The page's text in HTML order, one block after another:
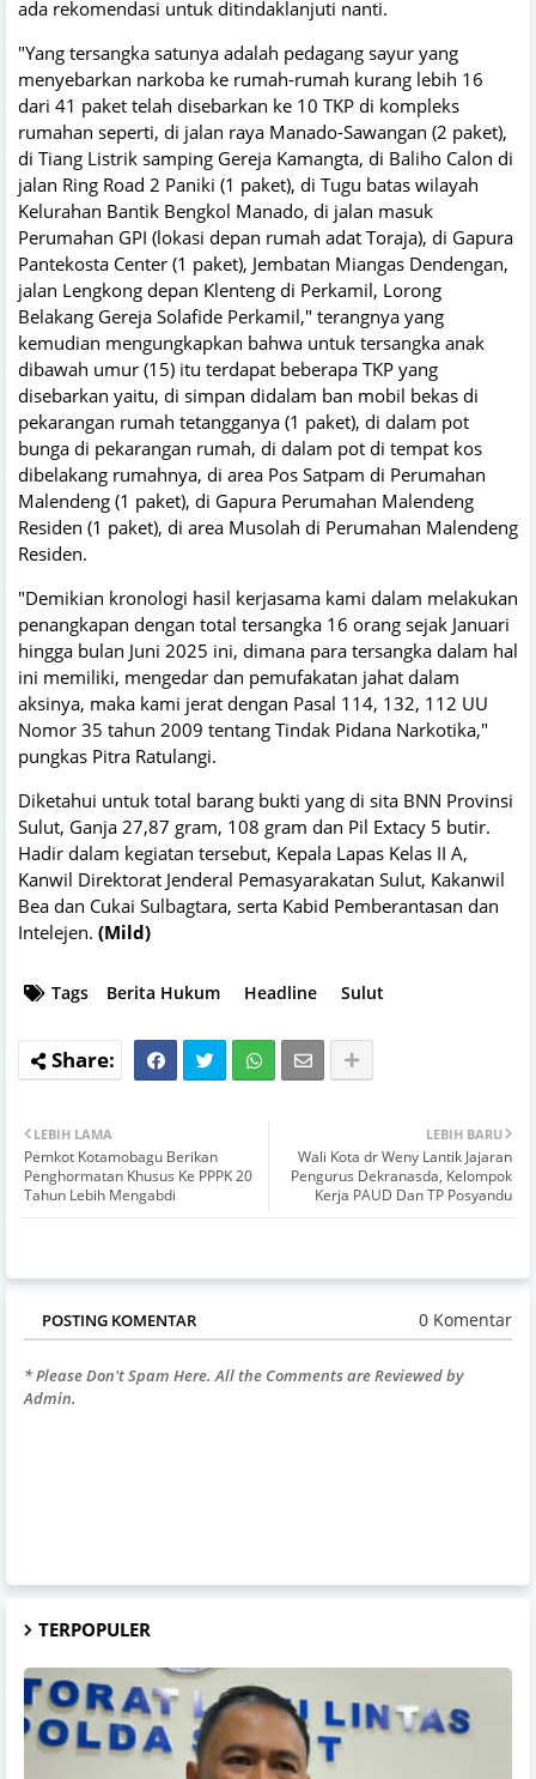
ada rekomendasi untuk ditindaklanjuti nanti.
"Yang tersangka satunya adalah pedagang sayur yang
menyebarkan narkoba ke rumah-rumah kurang lebih 16
dari 41 paket telah disebarkan ke 10 TKP di kompleks
rumahan seperti, di jalan raya Manado-Sawangan (2 paket),
di Tiang Listrik samping Gereja Kamangta, di Baliho Calon di
jalan Ring Road 2 Paniki (1 paket), di Tugu batas wilayah
Kelurahan Bantik Bengkol Manado, di jalan masuk
Perumahan GPI (lokasi depan rumah adat Toraja), di Gapura
Pantekosta Center (1 paket), Jembatan Miangas Dendengan,
jalan Lengkong depan Klenteng di Perkamil, Lorong
Belakang Gereja Solafide Perkamil," terangnya yang
kemudian mengungkapkan bahwa untuk tersangka anak
dibawah umur (15) itu terdapat beberapa TKP yang
disebarkan yaitu, di simpan didalam ban mobil bekas di
pekarangan rumah tetangganya (1 paket), di dalam pot
bunga di pekarangan rumah, di dalam pot di tempat kos
dibelakang rumahnya, di area Pos Satpam di Perumahan
Malendeng (1 paket), di Gapura Perumahan Malendeng
Residen (1 paket), di area Musolah di Perumahan Malendeng
Residen.
"Demikian kronologi hasil kerjasama kami dalam melakukan
penangkapan dengan total tersangka 16 orang sejak Januari
hingga bulan Juni 2025 ini, dimana para tersangka dalam hal
ini memiliki, mengedar dan pemufakatan jahat dalam
aksinya, maka kami jerat dengan Pasal 114, 132, 112 UU
Nomor 35 tahun 2009 tentang Tindak Pidana Narkotika,"
pungkas Pitra Ratulangi.
Diketahui untuk total barang bukti yang di sita BNN Provinsi
Sulut, Ganja 27,87 gram, 108 gram dan Pil Extacy 5 butir.
Hadir dalam kegiatan tersebut, Kepala Lapas Kelas II A,
Kanwil Direktorat Jenderal Pemasyarakatan Sulut, Kakanwil
Bea dan Cukai Sulbagtara, serta Kabid Pemberantasan dan
Intelejen. (Mild)
Tags Berita Hukum Headline Sulut
LEBIH BARU
Wali Kota dr Weny Lantik Jajaran
Pengurus Dekranasda, Kelompok
Kerja PAUD Dan TP Posyandu
LEBIH LAMA
Pemkot Kotamobagu Berikan
Penghormatan Khusus Ke PPPK 20
Tahun Lebih Mengabdi
POSTING KOMENTAR 0 Komentar
* Please Don't Spam Here. All the Comments are Reviewed by
Admin.
TERPOPULER